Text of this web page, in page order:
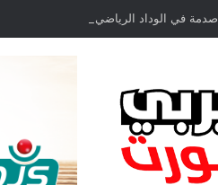
صدمة في الوداد الرياضي.. غيليرمي فيريرا